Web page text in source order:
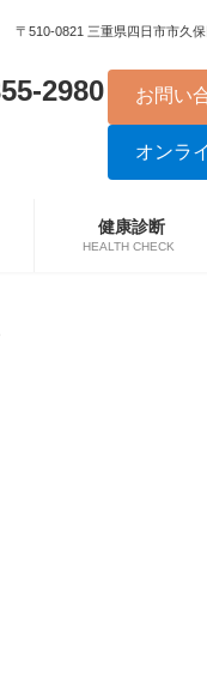
〒510-0821 三重県四日市市久
2980 お問い
オンラ
健康診断
HEALTH CHECK